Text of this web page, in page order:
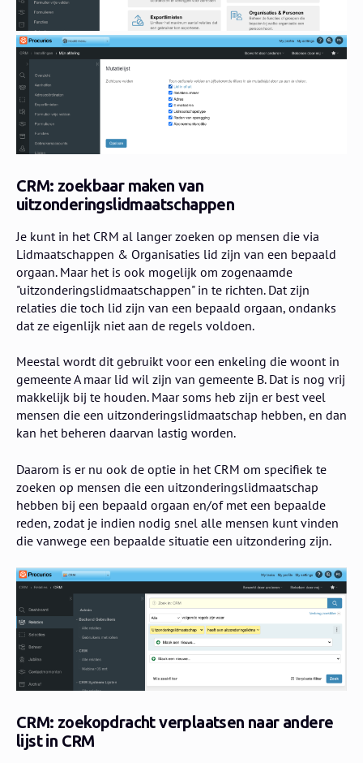
CRM: zoekbaar maken van
uitzonderingslidmaatschappen
Je kunt in het CRM al langer zoeken op mensen die via
Lidmaatschappen & Organisaties lid zijn van een bepaald
orgaan. Maar het is ook mogelijk om zogenaamde
"uitzonderingslidmaatschappen" in te richten. Dat zijn
relaties die toch lid zijn van een bepaald orgaan, ondanks
dat ze eigenlijk niet aan de regels voldoen.
Meestal wordt dit gebruikt voor een enkeling die woont in
gemeente A maar lid wil zijn van gemeente B. Dat is nog vrij
makkelijk bij te houden. Maar soms heb zijn er best veel
mensen die een uitzonderingslidmaatschap hebben, en dan
kan het beheren daarvan lastig worden.
Daarom is er nu ook de optie in het CRM om specifiek te
zoeken op mensen die een uitzonderingslidmaatschap
hebben bij een bepaald orgaan en/of met een bepaalde
reden, zodat je indien nodig snel alle mensen kunt vinden
die vanwege een bepaalde situatie een uitzondering zijn.
CRM: zoekopdracht verplaatsen naar andere
lijst in CRM